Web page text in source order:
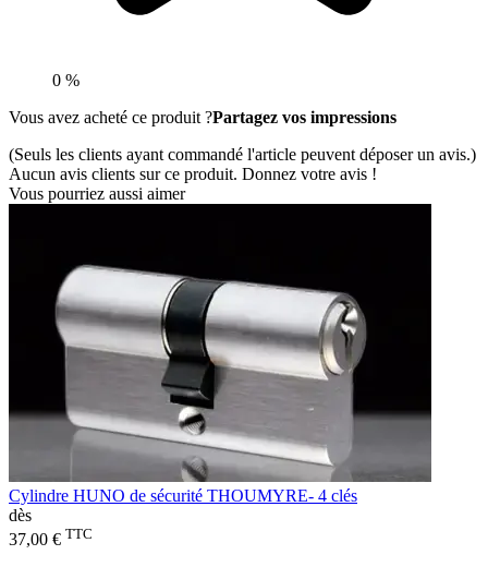
0 %
Vous avez acheté ce produit ?Partagez vos impressions
(Seuls les clients ayant commandé l'article peuvent déposer un avis.)
Aucun avis clients sur ce produit. Donnez votre avis !
Vous pourriez aussi aimer
Cylindre HUNO de sécurité THOUMYRE- 4 clés
dès
37,00 € TTC